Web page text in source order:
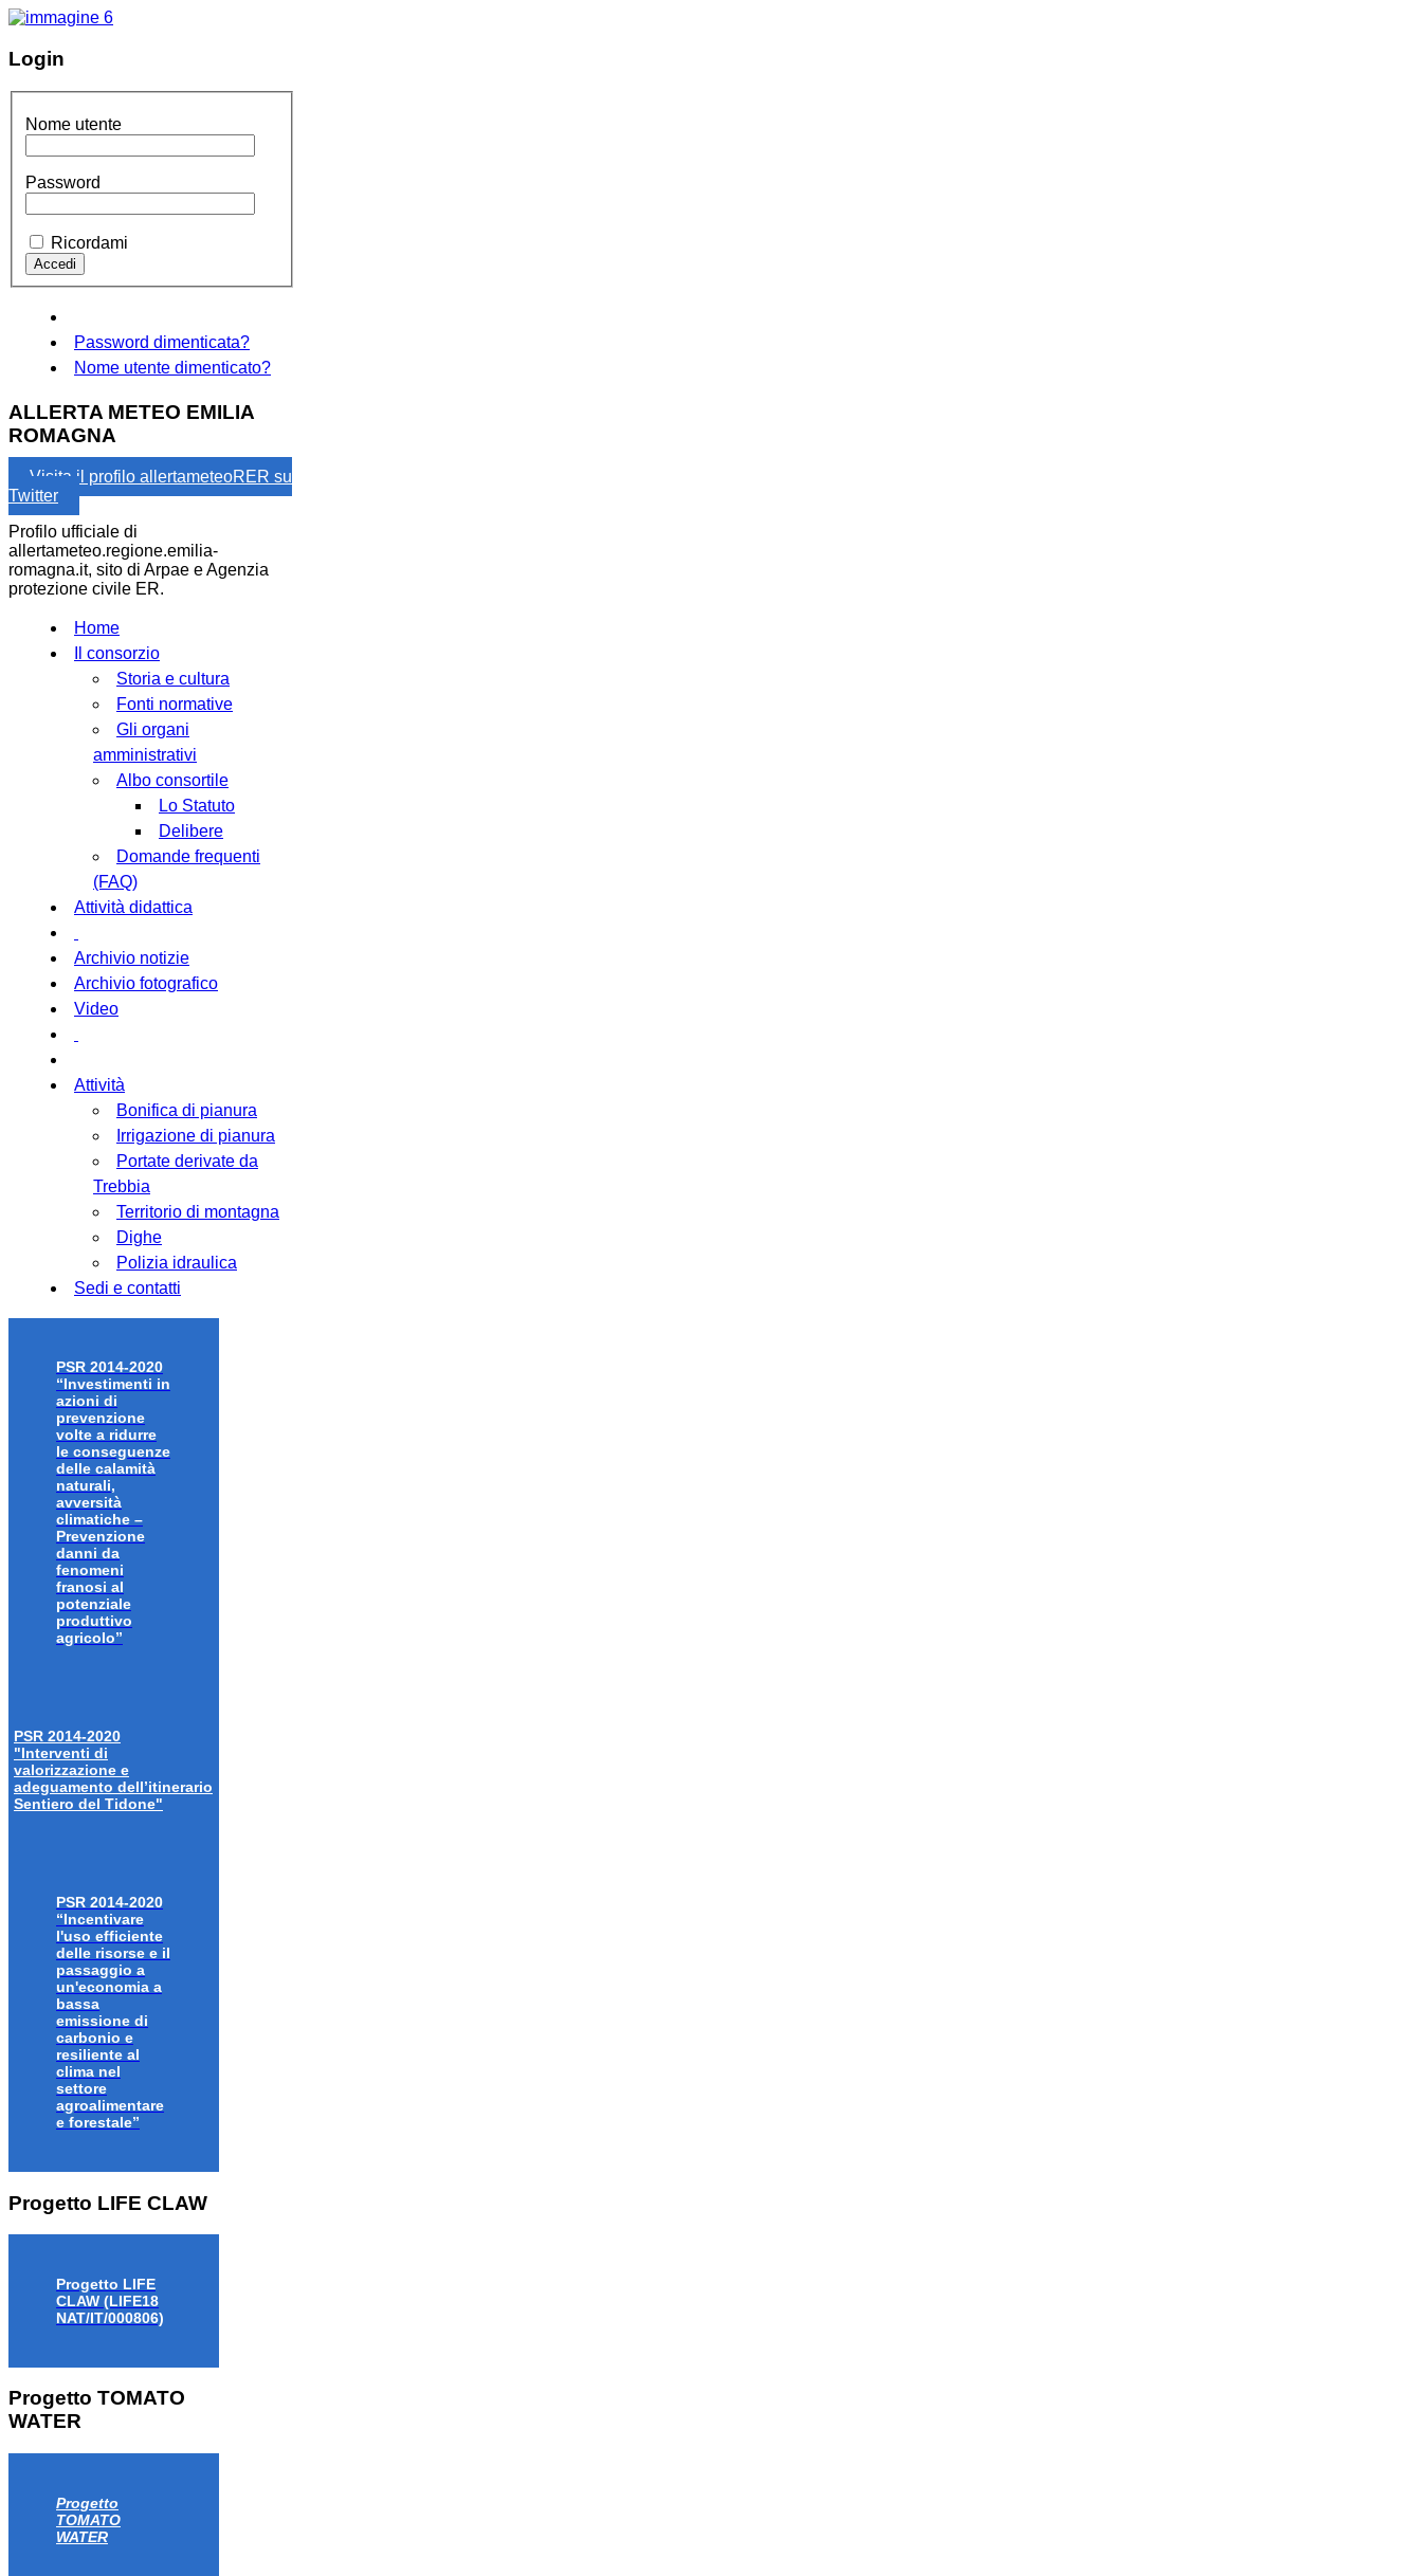
Login
Nome utente
Password
Ricordami
Password dimenticata?
Nome utente dimenticato?
ALLERTA METEO EMILIA
ROMAGNA
Visita il profilo allertameteoRER su
Twitter
Profilo ufficiale di
allertameteo.regione.emilia-
romagna.it, sito di Arpae e Agenzia
protezione civile ER.
Home
Il consorzio
Storia e cultura
Fonti normative
Gli organi
amministrativi
Albo consortile
Lo Statuto
Delibere
Domande frequenti
(FAQ)
Attività didattica
Archivio notizie
Archivio fotografico
Video
Attività
Bonifica di pianura
Irrigazione di pianura
Portate derivate da
Trebbia
Territorio di montagna
Dighe
Polizia idraulica
Sedi e contatti
PSR 2014-2020
“Investimenti in
azioni di
prevenzione
volte a ridurre
le conseguenze
delle calamità
naturali,
avversità
climatiche –
Prevenzione
danni da
fenomeni
franosi al
potenziale
produttivo
agricolo”
PSR 2014-2020
"Interventi di
valorizzazione e
adeguamento dell’itinerario
Sentiero del Tidone"
PSR 2014-2020
“Incentivare
l'uso efficiente
delle risorse e il
passaggio a
un'economia a
bassa
emissione di
carbonio e
resiliente al
clima nel
settore
agroalimentare
e forestale”
Progetto LIFE CLAW
Progetto LIFE
CLAW (LIFE18
NAT/IT/000806)
Progetto TOMATO
WATER
Progetto
TOMATO
WATER